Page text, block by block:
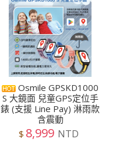
Osmile GPSKD1000
S 大鏡面 兒童GPS定位手
錶 (支援 Line Pay) 淋雨款
含震動
$ 8,999 NTD